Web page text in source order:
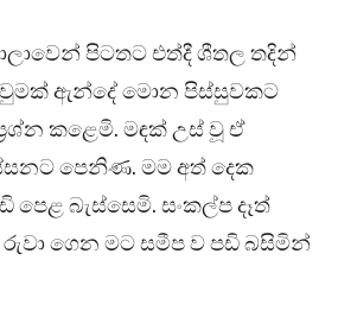
පිටතට එත්දී ශීතල තදින්
ඇන්දේ මොන පිස්සුවකට
කළෙමි. මඳක් උස් වූ ඒ
පෙනිණ. මම අත් දෙක
පෙළ බැස්සෙමි. සංකල්ප දෑත්
ගෙන මට සමීප ව පඩි බසිමින්